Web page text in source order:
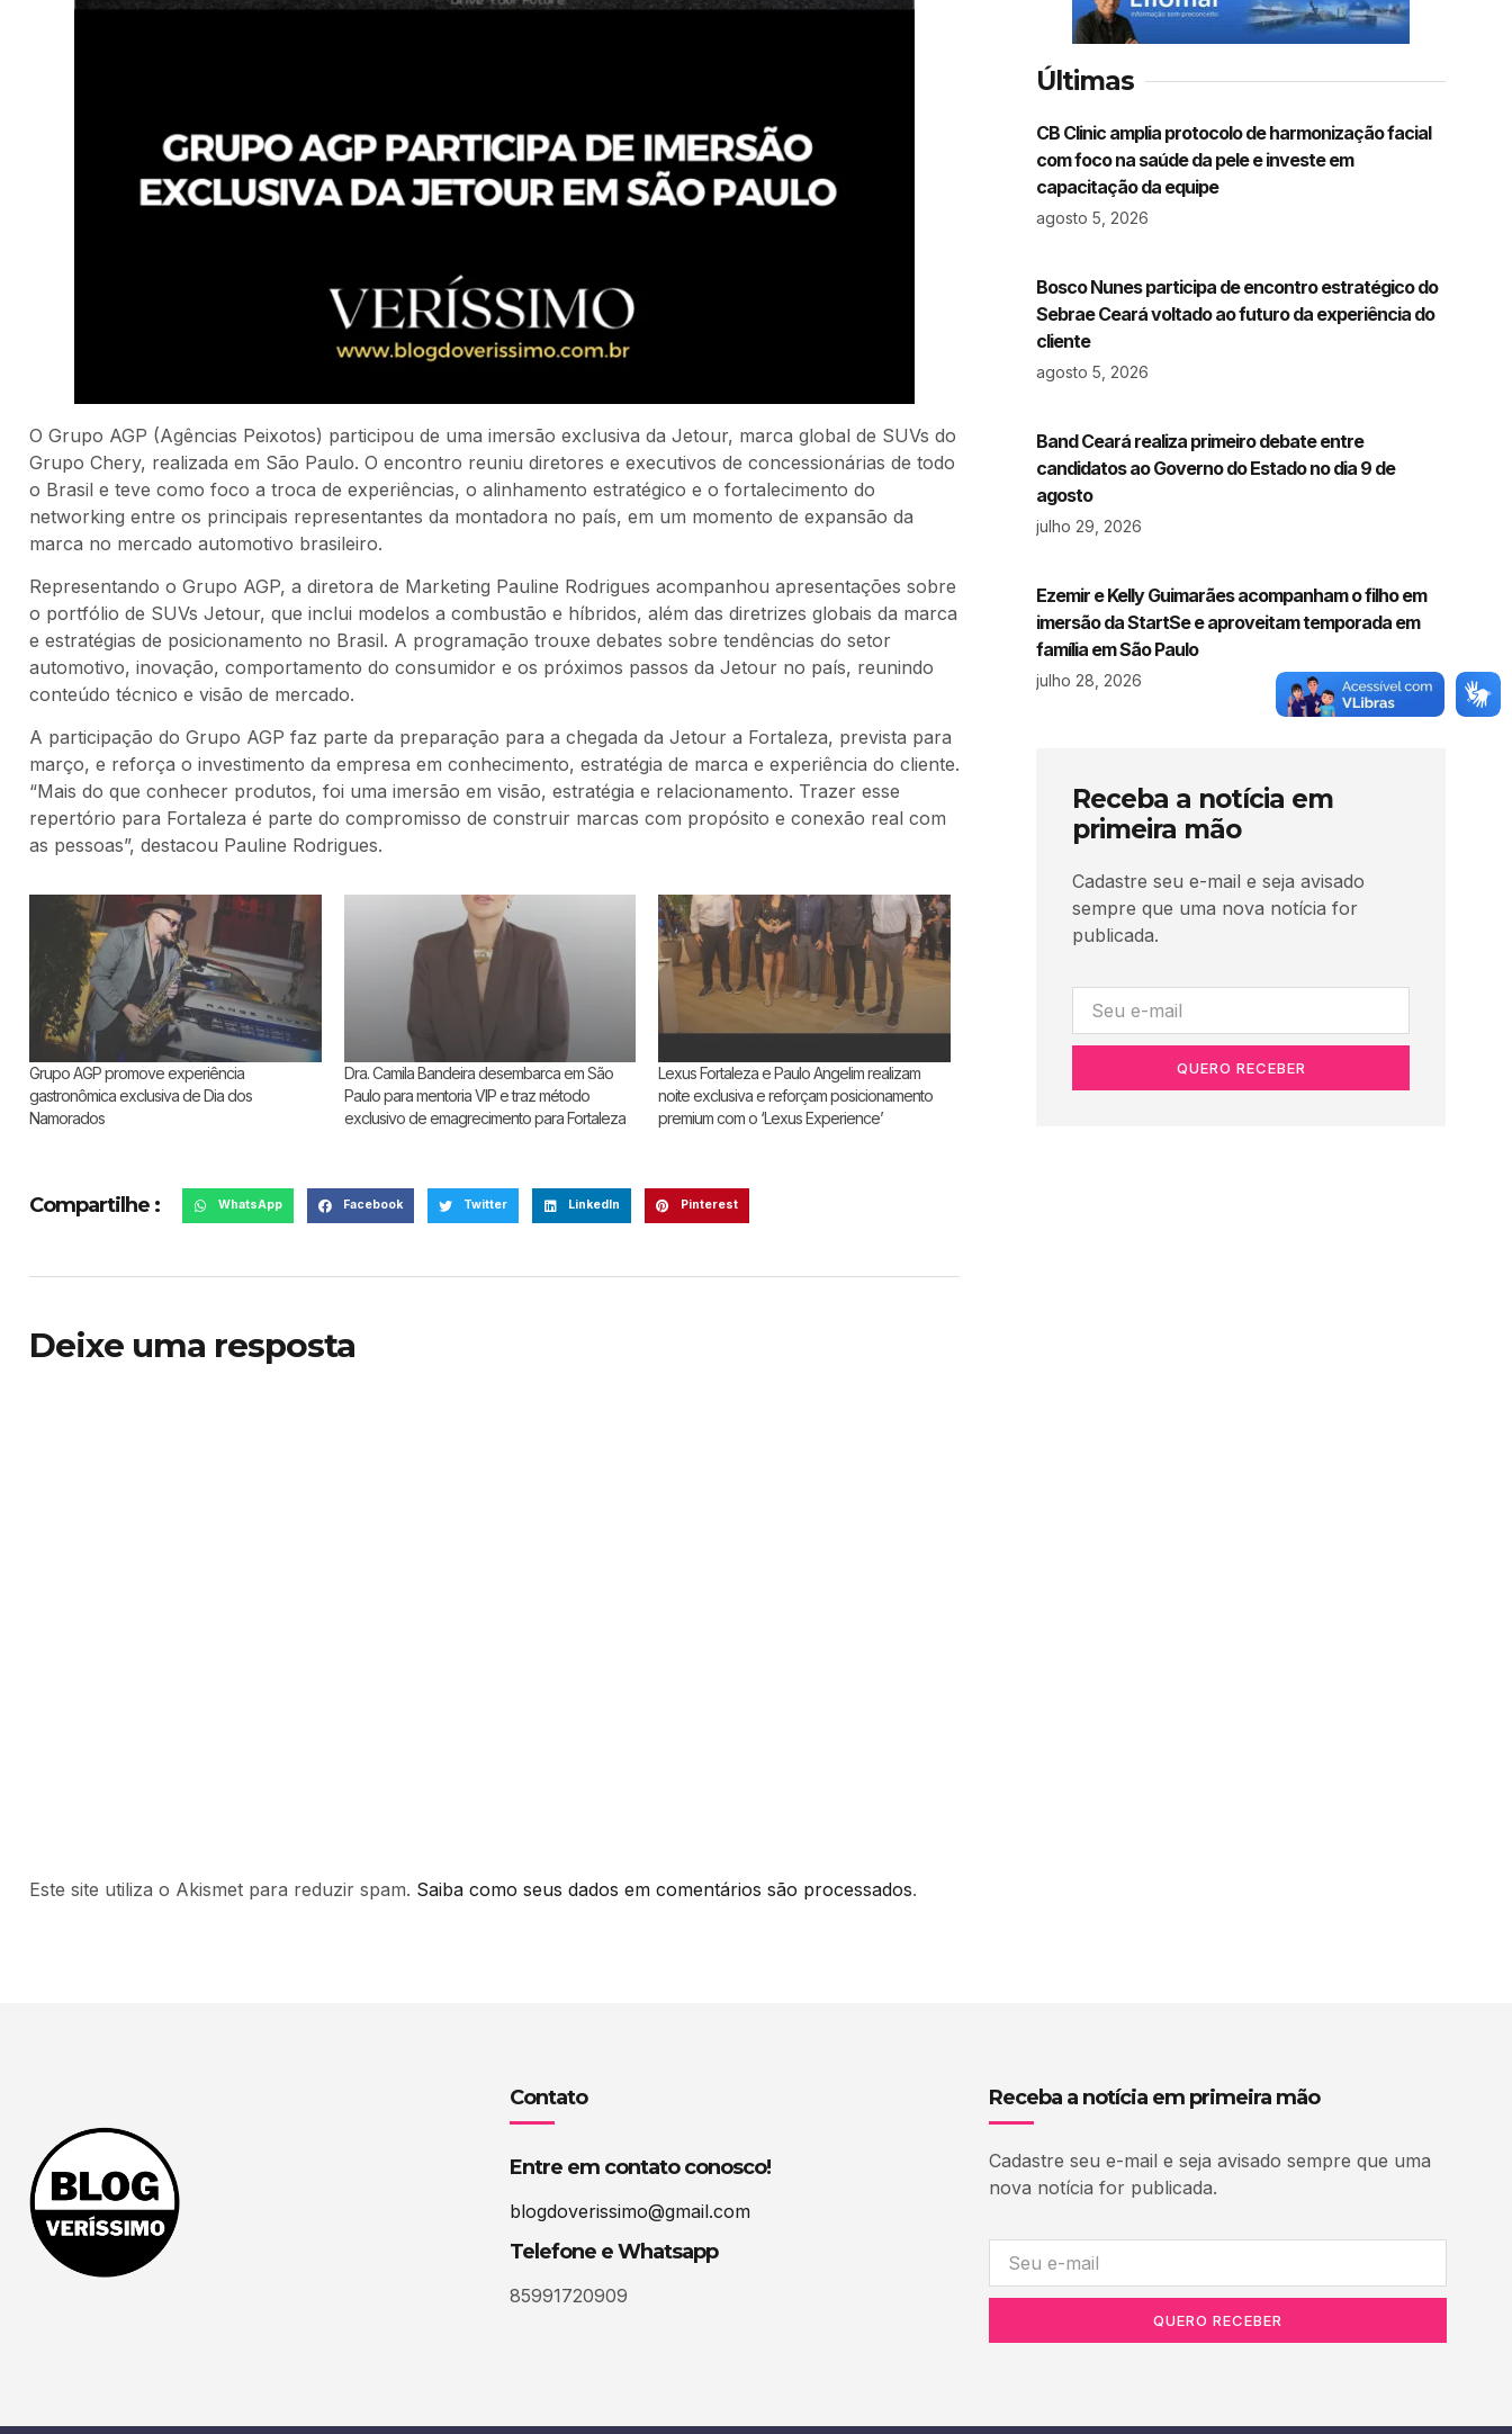
O Grupo AGP (Agências Peixotos) participou de uma imersão exclusiva da Jetour, marca global de SUVs do
Grupo Chery, realizada em São Paulo. O encontro reuniu diretores e executivos de concessionárias de todo
o Brasil e teve como foco a troca de experiências, o alinhamento estratégico e o fortalecimento do
networking entre os principais representantes da montadora no país, em um momento de expansão da
marca no mercado automotivo brasileiro.
Representando o Grupo AGP, a diretora de Marketing Pauline Rodrigues acompanhou apresentações sobre
o portfólio de SUVs Jetour, que inclui modelos a combustão e híbridos, além das diretrizes globais da marca
e estratégias de posicionamento no Brasil. A programação trouxe debates sobre tendências do setor
automotivo, inovação, comportamento do consumidor e os próximos passos da Jetour no país, reunindo
conteúdo técnico e visão de mercado.
A participação do Grupo AGP faz parte da preparação para a chegada da Jetour a Fortaleza, prevista para
março, e reforça o investimento da empresa em conhecimento, estratégia de marca e experiência do cliente.
“Mais do que conhecer produtos, foi uma imersão em visão, estratégia e relacionamento. Trazer esse
repertório para Fortaleza é parte do compromisso de construir marcas com propósito e conexão real com
as pessoas”, destacou Pauline Rodrigues.
Grupo AGP promove experiência
gastronômica exclusiva de Dia dos
Namorados
Dra. Camila Bandeira desembarca em São
Paulo para mentoria VIP e traz método
exclusivo de emagrecimento para Fortaleza
Lexus Fortaleza e Paulo Angelim realizam
noite exclusiva e reforçam posicionamento
premium com o ‘Lexus Experience’
Compartilhe : WhatsApp Facebook Twitter LinkedIn Pinterest
Deixe uma resposta
Este site utiliza o Akismet para reduzir spam. Saiba como seus dados em comentários são processados.
Últimas
CB Clinic amplia protocolo de harmonização facial
com foco na saúde da pele e investe em
capacitação da equipe
agosto 5, 2026
Bosco Nunes participa de encontro estratégico do
Sebrae Ceará voltado ao futuro da experiência do
cliente
agosto 5, 2026
Band Ceará realiza primeiro debate entre
candidatos ao Governo do Estado no dia 9 de
agosto
julho 29, 2026
Ezemir e Kelly Guimarães acompanham o filho em
imersão da StartSe e aproveitam temporada em
família em São Paulo
julho 28, 2026
Receba a notícia em
primeira mão
Cadastre seu e-mail e seja avisado
sempre que uma nova notícia for
publicada.
QUERO RECEBER
Contato
Entre em contato conosco!
blogdoverissimo@gmail.com
Telefone e Whatsapp
85991720909
Receba a notícia em primeira mão
Cadastre seu e-mail e seja avisado sempre que uma
nova notícia for publicada.
QUERO RECEBER